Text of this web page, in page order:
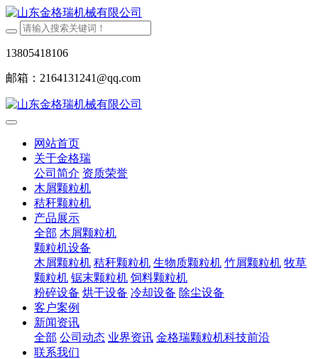
13805418106
邮箱：2164131241@qq.com
网站首页
关于金格瑞
公司简介 资质荣誉
木屑颗粒机
秸秆颗粒机
产品展示
全部 木屑颗粒机
颗粒机设备
木屑颗粒机 秸秆颗粒机 生物质颗粒机 竹屑颗粒机 牧草
颗粒机 锯末颗粒机 饲料颗粒机
粉碎设备 烘干设备 冷却设备 除尘设备
客户案例
新闻资讯
全部 公司动态 业界资讯 金格瑞颗粒机科技前沿
联系我们